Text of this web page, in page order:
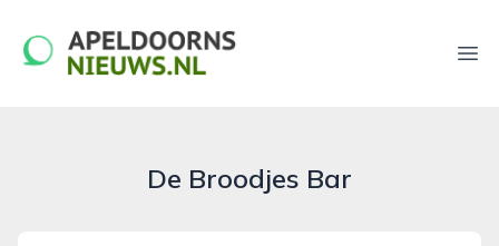
apeldoornsnieuws.nl
De Broodjes Bar